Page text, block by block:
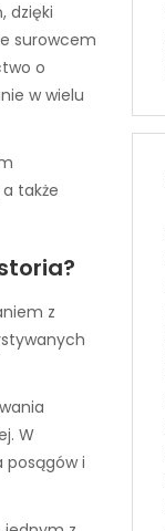
dzięki
surowcem
o
w wielu
także
z
W
posągów i